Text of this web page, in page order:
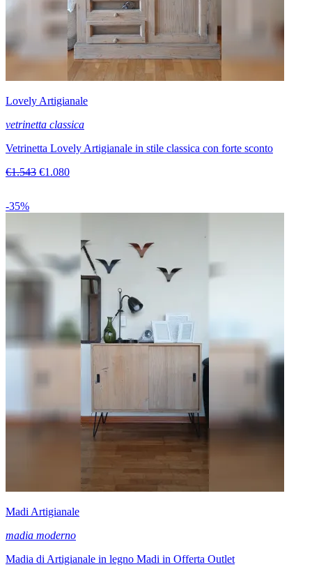
Lovely Artigianale
vetrinetta classica
Vetrinetta Lovely Artigianale in stile classica con forte sconto
€1.543 €1.080
-35%
Madi Artigianale
madia moderno
Madia di Artigianale in legno Madi in Offerta Outlet